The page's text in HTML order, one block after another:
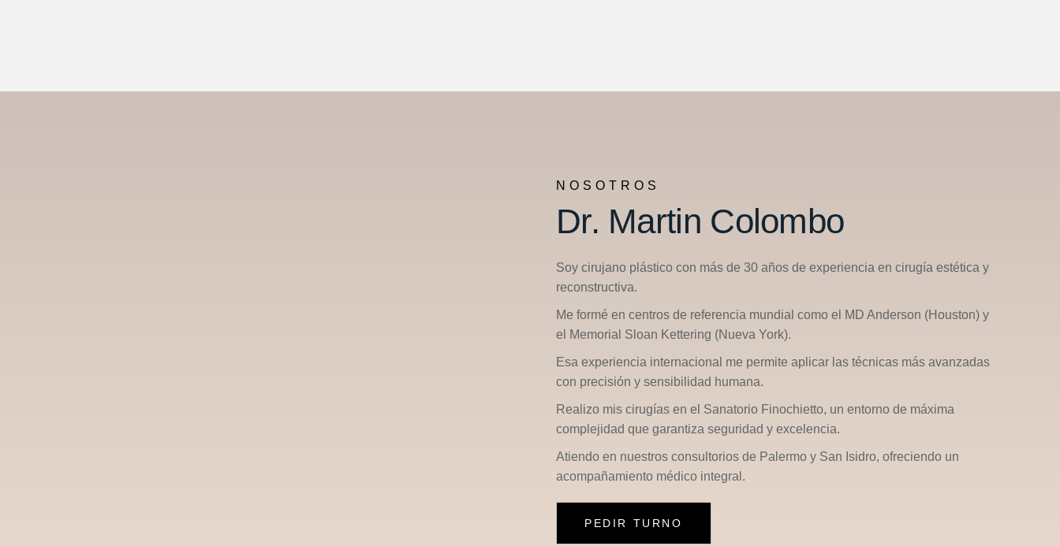
NOSOTROS
Dr. Martin Colombo
Soy cirujano plástico con más de 30 años de experiencia en cirugía estética y
reconstructiva.
Me formé en centros de referencia mundial como el MD Anderson (Houston)y
el
Memorial Sloan Kettering (Nueva York).
Esa experiencia internacional me permite aplicar las técnicas más avanzadas
con precisión y sensibilidad humana.
Realizo mis cirugías en el Sanatorio Finochietto, un entorno de máxima
complejidad que garantiza seguridad y excelencia.
Atiendo en nuestros consultorios de Palermoy San Isidro, ofreciendo un
acompañamiento médico integral.
PEDIR TURNO